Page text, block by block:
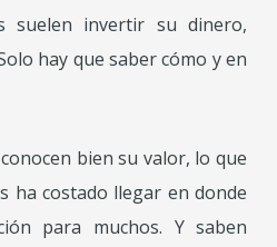
suelen invertir su dinero,
hay que saber cómo y en
conocen bien su valor, lo que
ha costado llegar en donde
para muchos. Y saben